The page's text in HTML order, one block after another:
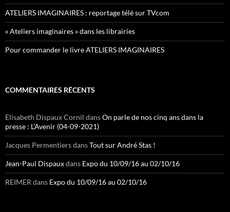
ATELIERS IMAGINAIRES : reportage télé sur TVcom
« Ateliers imaginaires » dans les librairies
Pour commander le livre ATELIERS IMAGINAIRES
COMMENTAIRES RÉCENTS
Elisabeth Dispaux Cornil dansOn parle de nos cinq ans dans la
presse : L’Avenir (04-09-2021)
Jacques PermentiersdansTout sur André Stas !
Jean-Paul Dispauxdans Expo du 10/09/16 au 02/10/16
REIMER dans Expo du 10/09/16 au 02/10/16